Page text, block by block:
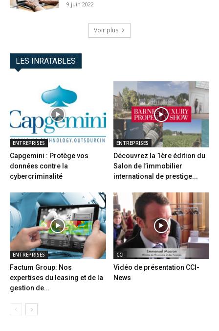
9 juin 2022
Voir plus
LES INRATABLES
ENTREPRISES
Capgemini : Protège vos
données contre la
cybercriminalité
ENTREPRISES
Découvrez la 1ère édition du
Salon de l’immobilier
international de prestige...
ENTREPRISES
Factum Group: Nos
expertises du leasing et de la
gestion de...
CCI
Vidéo de présentation CCI-
News